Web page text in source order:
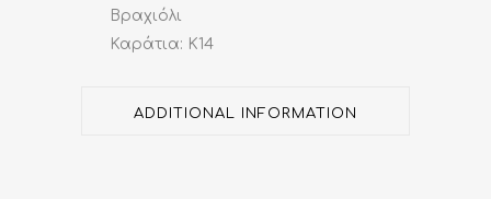
Βραχιόλι
Καράτια: Κ14
ADDITIONAL INFORMATION